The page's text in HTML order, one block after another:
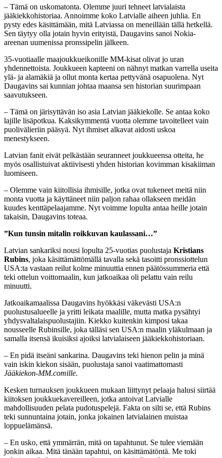
– Tämä on uskomatonta. Olemme juuri tehneet latvialaista
jääkiekkohistoriaa. Annoimme koko Latvialle aiheen juhlia. En
pysty edes käsittämään, mitä Latviassa on meneillään tällä hetkellä.
Sen täytyy olla jotain hyvin erityistä, Daugavins sanoi Nokia-
areenan uumenissa pronssipelin jälkeen.
35-vuotiaalle maajoukkueikonille MM-kisat olivat jo uran
yhdennettoista. Joukkueen kapteeni on nähnyt matkan varrella useita
ylä- ja alamäkiä ja ollut monta kertaa pettyvänä osapuolena. Nyt
Daugavins sai kunnian johtaa maansa sen historian suurimpaan
saavutukseen.
– Tämä on järisyttävän iso asia Latvian jääkiekolle. Se antaa koko
lajille lisäpotkua. Kaksikymmentä vuotta olemme tavoitelleet vain
puolivälieriin pääsyä. Nyt ihmiset alkavat aidosti uskoa
menestykseen.
Latvian fanit eivät pelkästään seuranneet joukkueensa otteita, he
myös osallistuivat aktiivisesti yhden historian kovimman kisakiiman
luomiseen.
– Olemme vain kiitollisia ihmisille, jotka ovat tukeneet meitä niin
monta vuotta ja käyttäneet niin paljon rahaa ollakseen meidän
kuudes kenttäpelaajamme. Nyt voimme lopulta antaa heille jotain
takaisin, Daugavins toteaa.
”Kun tunsin mitalin roikkuvan kaulassani…”
Latvian sankariksi nousi lopulta 25-vuotias puolustaja Kristians
Rubins, joka käsittämättömällä tavalla sekä tasoitti pronssiottelun
USA:ta vastaan reilut kolme minuuttia ennen päätössummeria että
teki ottelun voittomaalin, kun jatkoaikaa oli pelattu vain reilu
minuutti.
Jatkoaikamaalissa Daugavins hyökkäsi väkevästi USA:n
puolustusalueelle ja yritti leikata maalille, mutta matka pysähtyi
yhdysvaltalaispuolustajiin. Kiekko kuitenkin kimposi takaa
nousseelle Rubinsille, joka tälläsi sen USA:n maalin yläkulmaan ja
samalla itsensä ikuisiksi ajoiksi latvialaiseen jääkiekkohistoriaan.
– En pidä itseäni sankarina. Daugavins teki hienon pelin ja minä
vain iskin kiekon sisään, puolustaja sanoi vaatimattomasti
Jääkiekon-MM.comille.
Kesken turnauksen joukkueen mukaan liittynyt pelaaja halusi siirtää
kiitoksen joukkuekavereilleen, jotka antoivat Latvialle
mahdollisuuden pelata pudotuspelejä. Fakta on silti se, että Rubins
teki sunnuntaina jotain, jonka jokainen latvialainen muistaa
loppuelämänsä.
– En usko, että ymmärrän, mitä on tapahtunut. Se tulee viemään
jonkin aikaa. Mitä tänään tapahtui, on käsittämätöntä. Me toki